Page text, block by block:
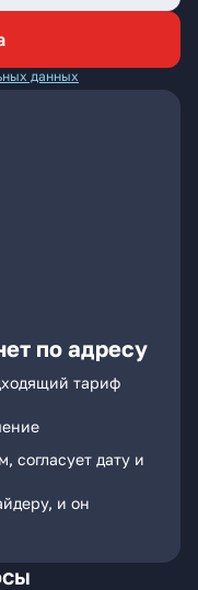
данных
по адресу
тариф
согласует дату и
и он